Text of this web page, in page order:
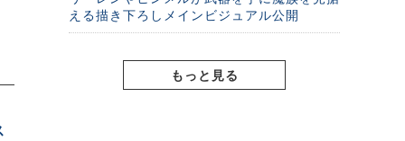
える描き下ろしメインビジュアル公開
もっと見る